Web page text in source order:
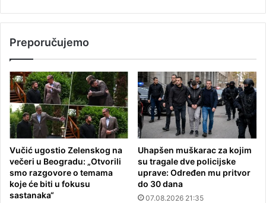
Preporučujemo
Vučić ugostio Zelenskog na
večeri u Beogradu: „Otvorili
smo razgovore o temama
koje će biti u fokusu
sastanaka“
Uhapšen muškarac za kojim
su tragale dve policijske
uprave: Određen mu pritvor
do 30 dana
07.08.2026 21:35